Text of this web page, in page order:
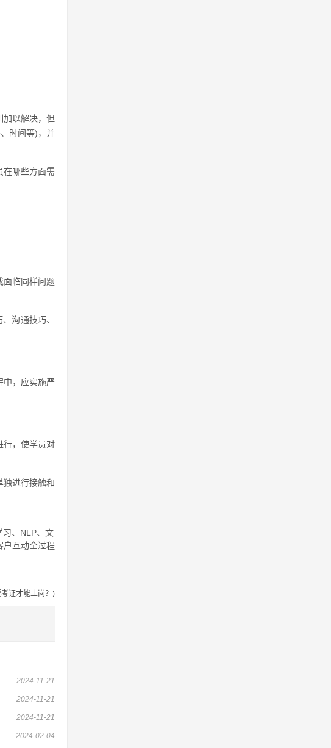
加以解决，但
时间等)，并
在哪些方面需
面临同样问题
沟通技巧、
中，应实施严
行，使学员对
独进行接触和
习、NLP、文
户互动全过程
证才能上岗？)
2024-11-21
2024-11-21
2024-11-21
2024-02-04